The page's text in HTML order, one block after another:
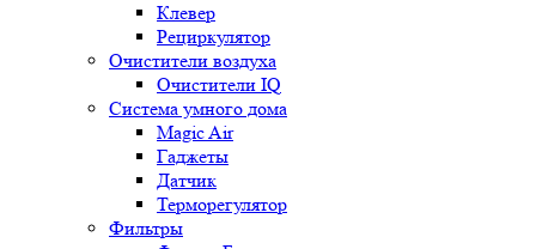
Клевер
Рециркулятор
Очистители воздуха
Очистители IQ
Система умного дома
Magic Air
Гаджеты
Датчик
Терморегулятор
Фильтры